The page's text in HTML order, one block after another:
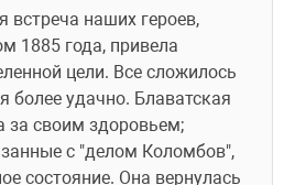
встреча наших героев,
1885 года, привела
цели. Все сложилось
более удачно. Блаватская
за своим здоровьем;
с "делом Коломбов",
состояние. Она вернулась